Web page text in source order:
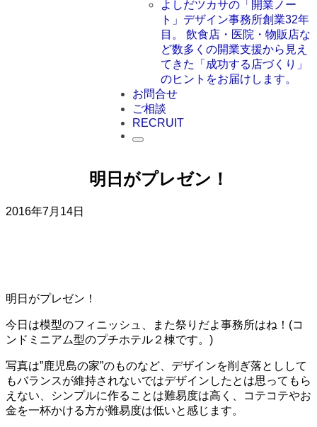
よしだツカサの「開業ノー
ト」 デザイン事務所創業32年
目。 飲食店・医院・物販店な
ど数多くの開業支援から見え
てきた「成功する店づくり」
のヒントをお届けします。
お問合せ
ご相談
RECRUIT
明日がプレゼン！
2016年7月14日
明日がプレゼン！
今日は模型のフィニッシュ、また祭りだよ事務所はね！(コ
ンドミニアム型のプチホテル２棟です。)
写真は”鹿児島の家”のものなど、デザインを削ぎ落としして
もバランスが維持されないではデザインしたとは思ってもら
えない、シンプルに作ることは難易度は高く、コテコテやお
金を一杯かける方が難易度は低いと感じます。